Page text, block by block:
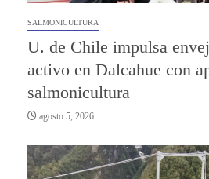
SALMONICULTURA
U. de Chile impulsa
activo en Dalcahue con
salmonicultura
agosto 5, 2026